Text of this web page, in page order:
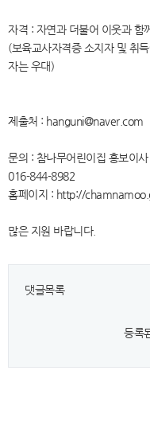
자격 : 자연과 더불어 이웃과 함
(보육교사자격증 소지자 및 취
자는 우대)
제출처 : hanguni@naver.com
문의 : 참나무어린이집 홍보이
016-844-8982
홈페이지 : http://
많은 지원 바랍니다.
댓글목록
등록